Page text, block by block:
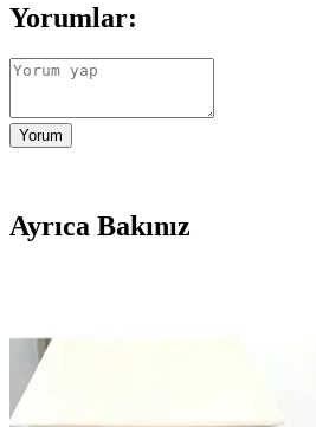
Yorumlar:
Yorum
Ayrıca Bakınız
Cüzdan ve çanta uyumu, işlevsellik,
dijital ödeme sistemlerinin etkisiyle
yaklaşımlar ve pratik çözümler öne